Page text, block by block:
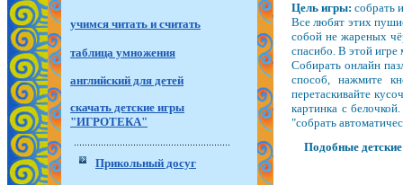
учимся читать и считать
таблица умножения
английский для детей
скачать детские игры
"ИГРОТЕКА"
Прикольный досуг
Цель игры: собрать
Все любят этих
собой не жареных
спасибо. В этой игре
Собирать онлайн
способ, нажмите
перетаскивайте
картинка с
"собрать
Подобные